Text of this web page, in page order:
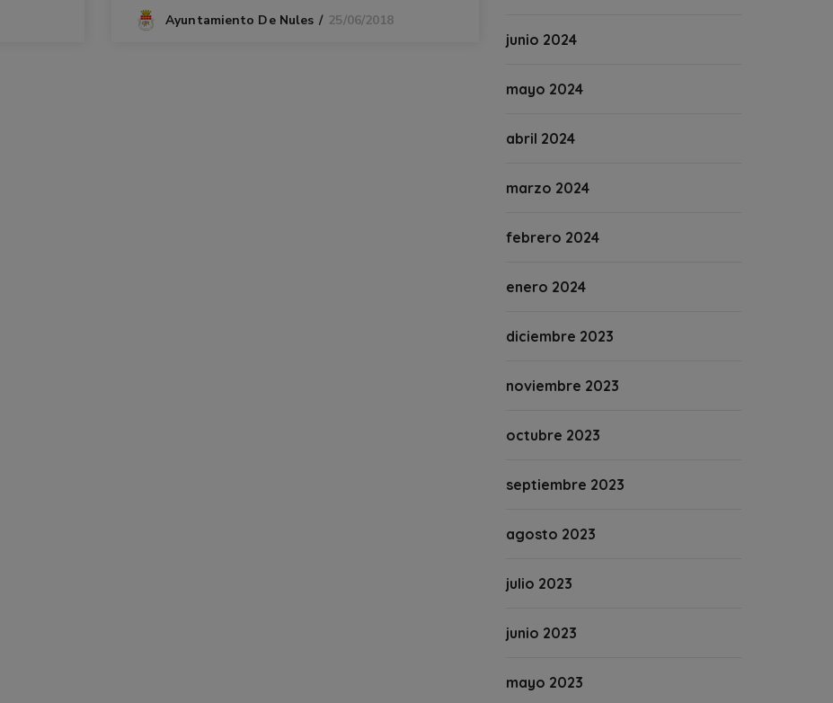
Ayuntamiento De Nules 25/06/2018
junio 2024
mayo 2024
abril 2024
marzo 2024
febrero 2024
enero 2024
diciembre 2023
noviembre 2023
octubre 2023
septiembre 2023
agosto 2023
julio 2023
junio 2023
mayo 2023